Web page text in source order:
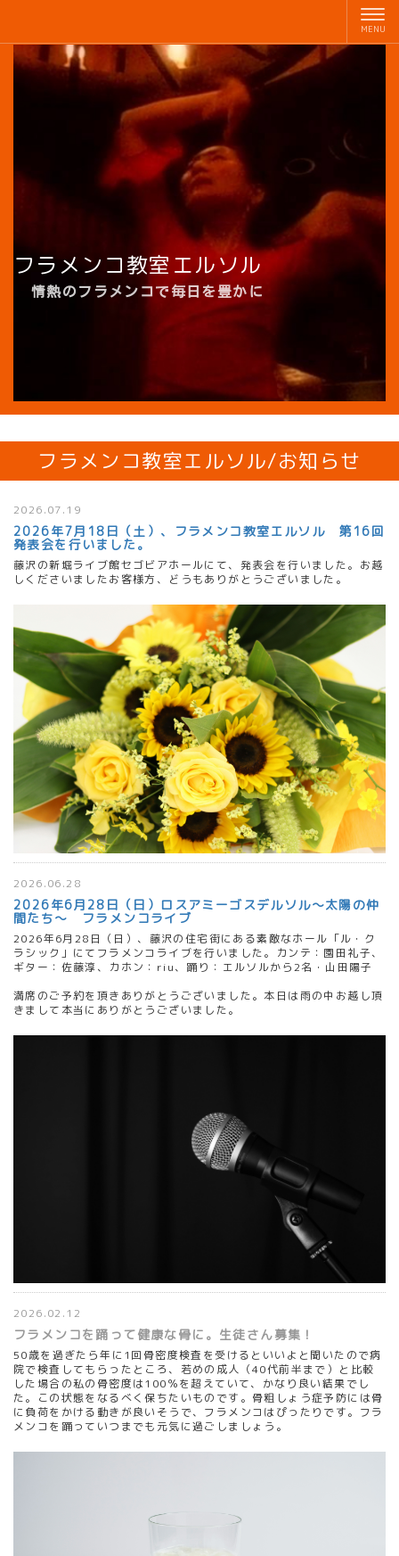
フラメンコ教室エルソル
情熱のフラメンコで毎日を豊かに
フラメンコ教室エルソル/お知らせ
2026.07.19
2026年7月18日（土）、フラメンコ教室エルソル 第16回
発表会を行いました。
藤沢の新堀ライブ館セゴビアホールにて、発表会を行いました。お越
しくださいましたお客様方、どうもありがとうございました。
2026.06.28
2026年6月28日（日）ロスアミーゴスデルソル～太陽の仲
間たち～ フラメンコライブ
2026年6月28日（日）、藤沢の住宅街にある素敵なホール「ル・ク
ラシック」にてフラメンコライブを行いました。カンテ：園田礼子、
ギター：佐藤淳、カホン：riu、踊り：エルソルから2名・山田陽子
満席のご予約を頂きありがとうございました。本日は雨の中お越し頂
きまして本当にありがとうございました。
2026.02.12
フラメンコを踊って健康な骨に。生徒さん募集！
50歳を過ぎたら年に1回骨密度検査を受けるといいよと聞いたので病
院で検査してもらったところ、若めの成人（40代前半まで）と比較
した場合の私の骨密度は100％を超えていて、かなり良い結果でし
た。この状態をなるべく保ちたいものです。骨粗しょう症予防には骨
に負荷をかける動きが良いそうで、フラメンコはぴったりです。フラ
メンコを踊っていつまでも元気に過ごしましょう。